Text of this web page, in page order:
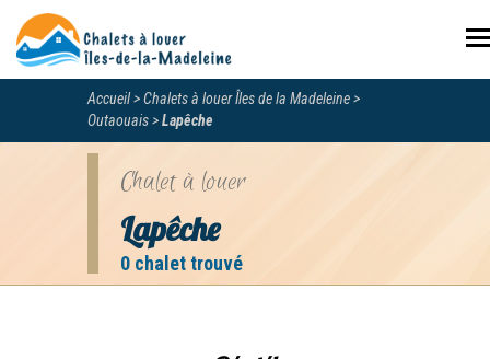
Accueil
Chalets à louer Îles de la Madeleine
Outaouais
Lapêche
Chalet à louer
Lapêche
0 chalet trouvé